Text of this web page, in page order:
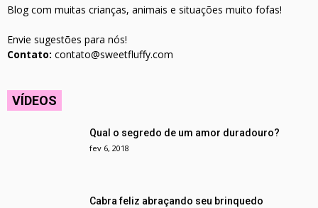
Blog com muitas crianças, animais e situações muito fofas!
Envie sugestões para nós!
Contato: contato@sweetfluffy.com
VÍDEOS
Qual o segredo de um amor duradouro?
fev 6, 2018
Cabra feliz abraçando seu brinquedo